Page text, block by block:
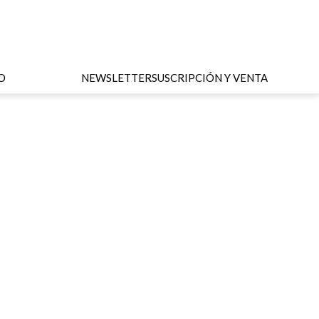
NEWSLETTERSUSCRIPCIÓN Y VENTA